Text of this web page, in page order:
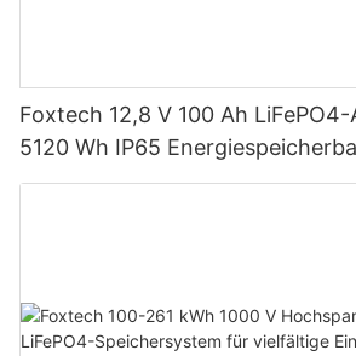
Foxtech 12,8 V 100 Ah
5120 Wh IP65
Heimsysteme